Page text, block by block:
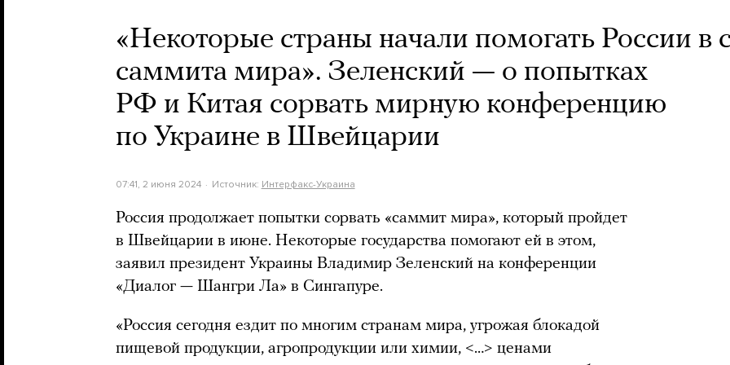
«Некоторые страны начали помогать России в
саммита мира». Зеленский — о попытках
РФ и Китая сорвать мирную конференцию
по Украине в Швейцарии
07:41, 2 июня 2024 Источник: Интерфакс-Украина
Россия продолжает попытки сорвать «саммит мира», который пройдет
в Швейцарии в июне. Некоторые государства помогают ей в этом,
заявил президент Украины Владимир Зеленский на конференции
«Диалог — Шангри Ла» в Сингапуре.
«Россия сегодня ездит по многим странам мира, угрожая блокадой
пищевой продукции, агропродукции или химии, <…> ценами